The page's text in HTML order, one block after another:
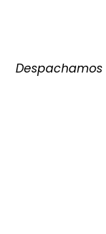
Despachamos